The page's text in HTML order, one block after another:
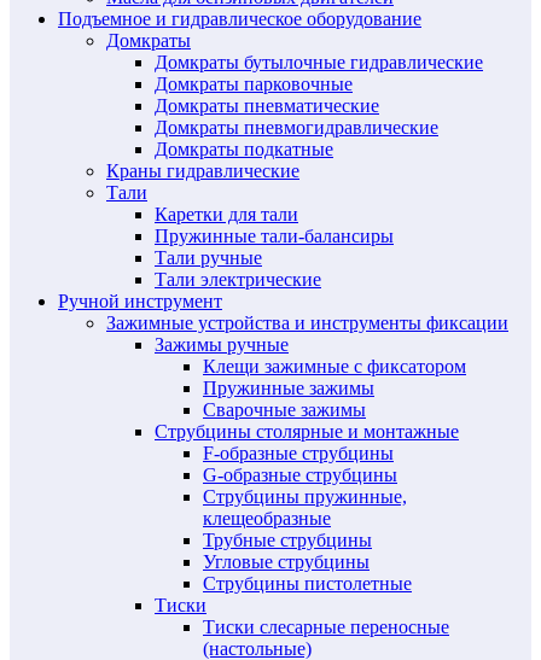
Подъемное и гидравлическое оборудование
Домкраты
Домкраты бутылочные гидравлические
Домкраты парковочные
Домкраты пневматические
Домкраты пневмогидравлические
Домкраты подкатные
Краны гидравлические
Тали
Каретки для тали
Пружинные тали-балансиры
Тали ручные
Тали электрические
Ручной инструмент
Зажимные устройства и инструменты фиксации
Зажимы ручные
Клещи зажимные с фиксатором
Пружинные зажимы
Сварочные зажимы
Струбцины столярные и монтажные
F-образные струбцины
G-образные струбцины
Струбцины пружинные,
клещеобразные
Трубные струбцины
Угловые струбцины
Струбцины пистолетные
Тиски
Тиски слесарные переносные
(настольные)